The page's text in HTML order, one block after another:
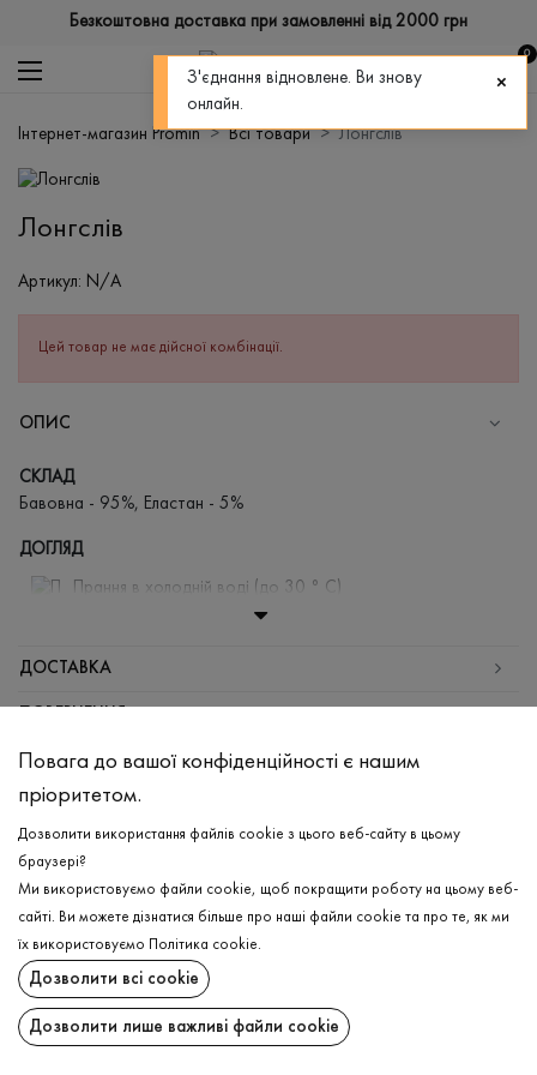
Безкоштовна доставка при замовленні від 2000 грн
0
Інтернет-магазин Promin Всі товари Лонгслів
Лонгслів
Артикул: N/A
Цей товар не має дійсної комбінації.
ОПИС
СКЛАД
Бавовна - 95%, Еластан - 5%
ДОГЛЯД
Прання в холодній воді (до 30 ° C)
Відбілювання заборонено
Щадна хімчистка
ДОСТАВКА
Поширити:
ChatGPT
Google
Perplexity Grok
Підпишіться на останні оновлення та дізнавайтеся про новинки та спеціальні
Повага до вашої конфіденційності є нашим
пріоритетом.
Дозволити використання файлів cookie з цього веб-сайту в цьому
браузері?
Ми використовуємо файли cookie, щоб покращити роботу на цьому веб-
сайті. Ви можете дізнатися більше про наші файли cookie та про те, як ми
їх використовуємо
Політика cookie.
Дозволити всі cookie
Дозволити лише важливі файли cookie
З'єднання відновлене. Ви знову
онлайн.